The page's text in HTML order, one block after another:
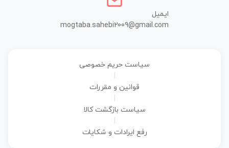
ایمیل
mogtaba.sahebi2009@gmail.com
سیاست حریم خصوصی
قوانین و مقررات
سیاست بازگشت کالا
رفع ایرادات و شکایات